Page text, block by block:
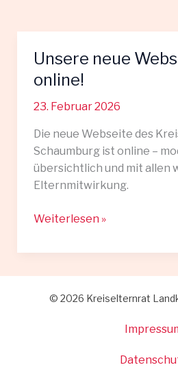
Unsere neue
online!
23. Februar 2026
Die neue Webseite des
Schaumburg ist online –
übersichtlich und mit allen
Elternmitwirkung.
Unsere
Webseite
Weiterlesen »
© 2026 Kreiselternrat